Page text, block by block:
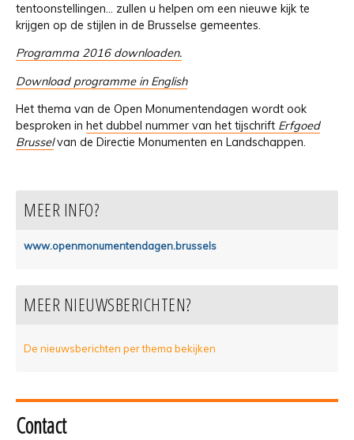
tentoonstellingen… zullen u helpen om een nieuwe kijk te
krijgen op de stijlen in de Brusselse gemeentes.
Programma 2016 downloaden.
Download programme in English
Het thema van de Open Monumentendagen wordt ook
besproken in het dubbel nummer van het tijschrift Erfgoed
Brussel van de Directie Monumenten en Landschappen.
MEER INFO?
www.openmonumentendagen.brussels
MEER NIEUWSBERICHTEN?
De nieuwsberichten per thema bekijken
Contact